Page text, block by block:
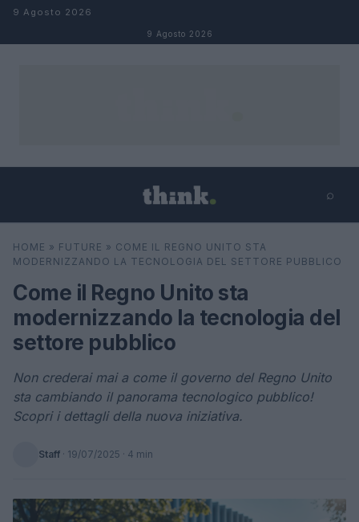
Salta al contenuto
9 Agosto 2026
9 Agosto 2026
⌕
Cerca
HOME » FUTURE » COME IL REGNO UNITO STA
MODERNIZZANDO LA TECNOLOGIA DEL SETTORE PUBBLICO
Come il Regno Unito sta
modernizzando la tecnologia del
settore pubblico
Non crederai mai a come il governo del Regno Unito
sta cambiando il panorama tecnologico pubblico!
Scopri i dettagli della nuova iniziativa.
Staff · 19/07/2025 · 4 min